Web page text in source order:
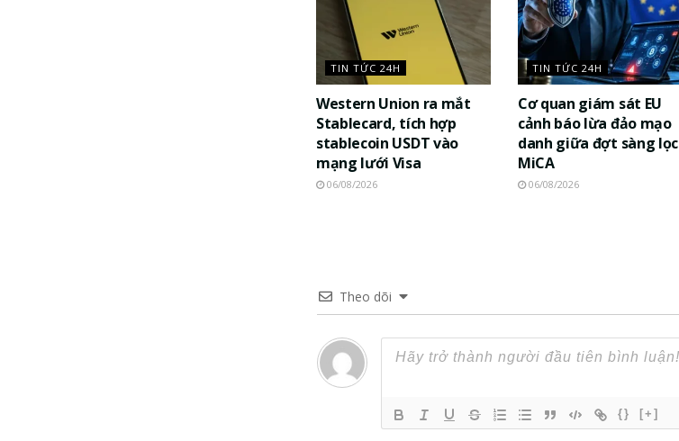
TIN TỨC 24H
Western Union ra mắt
Stablecard, tích hợp
stablecoin USDT vào
mạng lưới Visa
06/08/2026
TIN TỨC 24H
Cơ quan giám sát EU
cảnh báo lừa đảo mạo
danh giữa đợt sàng lọc
MiCA
06/08/2026
Theo dõi
{} [+]